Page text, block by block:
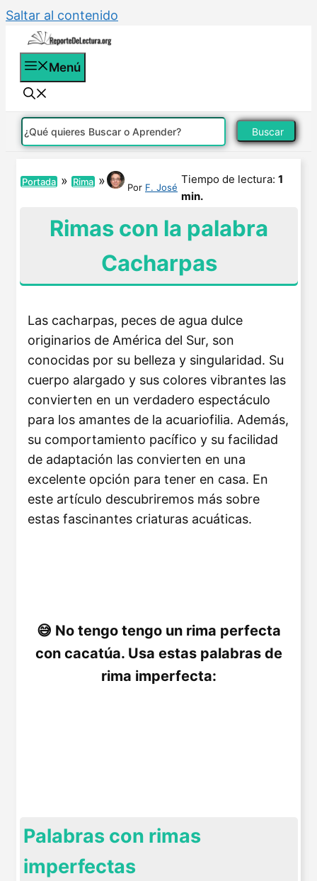
Saltar al contenido
Menú
Buscar
Portada » Rima » Por F. José
Tiempo de lectura: 1
min.
Rimas con la palabra
Cacharpas
Las cacharpas, peces de agua dulce
originarios de América del Sur, son
conocidas por su belleza y singularidad. Su
cuerpo alargado y sus colores vibrantes las
convierten en un verdadero espectáculo
para los amantes de la acuariofilia. Además,
su comportamiento pacífico y su facilidad
de adaptación las convierten en una
excelente opción para tener en casa. En
este artículo descubriremos más sobre
estas fascinantes criaturas acuáticas.
No tengo tengo un rima perfecta
con cacatúa. Usa estas palabras de
rima imperfecta:
Palabras con rimas
imperfectas